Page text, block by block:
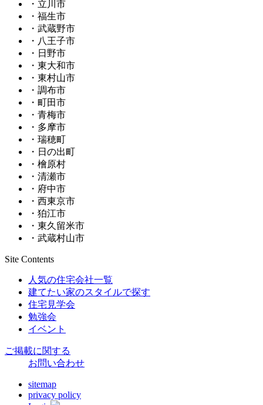
・立川市
・福生市
・武蔵野市
・八王子市
・日野市
・東大和市
・東村山市
・調布市
・町田市
・青梅市
・多摩市
・瑞穂町
・日の出町
・檜原村
・清瀬市
・府中市
・西東京市
・狛江市
・東久留米市
・武蔵村山市
Site Contents
人気の住宅会社一覧
建てたい家のスタイルで探す
住宅見学会
勉強会
イベント
ご掲載に関する
お問い合わせ
sitemap
privacy policy